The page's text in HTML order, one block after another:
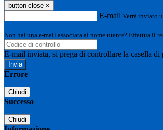
button close ×
E-mail Verrà inviato
Non hai una e-mail associata al nome utente? Effettua il
E-mail inviata, si prega di controllare la casella di
Errore
Chiudi
Successo
Chiudi